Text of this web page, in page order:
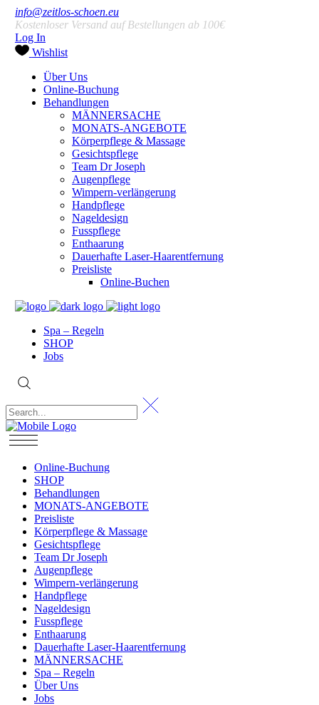
info@zeitlos-schoen.eu
Kostenloser Versand auf Bestellungen ab 100€
Log In
Wishlist
Über Uns
Online-Buchung
Behandlungen
MÄNNERSACHE
MONATS-ANGEBOTE
Körperpflege & Massage
Gesichtspflege
Team Dr Joseph
Augenpflege
Wimpern-verlängerung
Handpflege
Nageldesign
Fusspflege
Enthaarung
Dauerhafte Laser-Haarentfernung
Preisliste
Online-Buchen
Spa – Regeln
SHOP
Jobs
Online-Buchung
SHOP
Behandlungen
MONATS-ANGEBOTE
Preisliste
Körperpflege & Massage
Gesichtspflege
Team Dr Joseph
Augenpflege
Wimpern-verlängerung
Handpflege
Nageldesign
Fusspflege
Enthaarung
Dauerhafte Laser-Haarentfernung
MÄNNERSACHE
Spa – Regeln
Über Uns
Jobs